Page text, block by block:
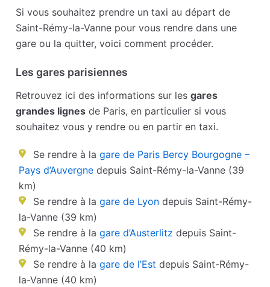
Si vous souhaitez prendre un taxi au départ de
Saint-Rémy-la-Vanne pour vous rendre dans une
gare ou la quitter, voici comment procéder.
Les gares parisiennes
Retrouvez ici des informations sur lesgares
grandes lignes de Paris, en particulier si vous
souhaitez vous y rendre ou en partir en taxi.
Se rendre à la gare de Paris Bercy Bourgogne –
Pays d’Auvergne depuis Saint-Rémy-la-Vanne (39
km)
Se rendre à la gare de Lyon depuis Saint-Rémy-
la-Vanne (39 km)
Se rendre à la gare d’Austerlitz depuis Saint-
Rémy-la-Vanne (40 km)
Se rendre à la gare de l’Est depuis Saint-Rémy-
la-Vanne (40 km)